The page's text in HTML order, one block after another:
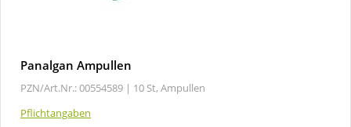
Panalgan Ampullen
PZN/Art.Nr.: 00554589 | 10 St, Ampullen
Pflichtangaben